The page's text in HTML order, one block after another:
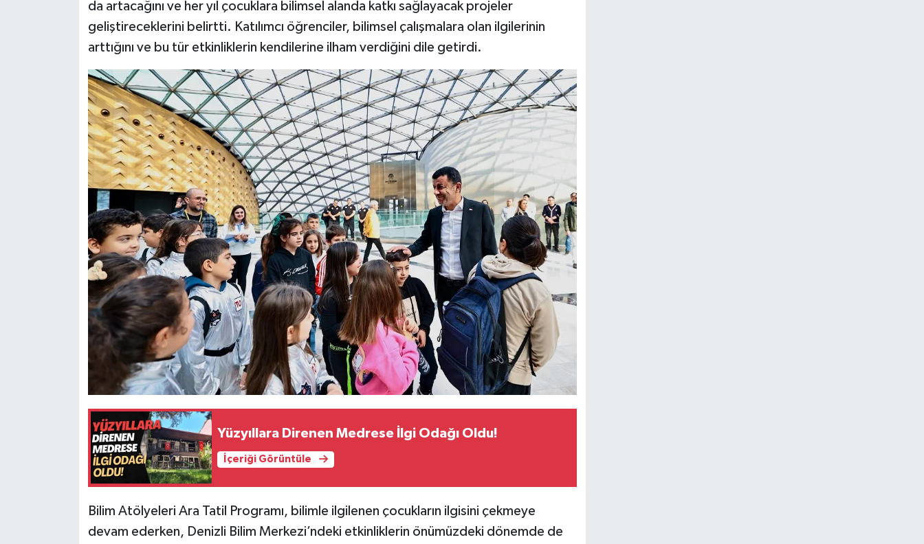
da artacağını ve her yıl çocuklara bilimsel alanda katkı sağlayacak projeler
geliştireceklerini belirtti. Katılımcı öğrenciler, bilimsel çalışmalara olan ilgilerinin
arttığını ve bu tür etkinliklerin kendilerine ilham verdiğini dile getirdi.
Yüzyıllara Direnen Medrese İlgi Odağı Oldu!
İçeriği Görüntüle
Bilim Atölyeleri Ara Tatil Programı, bilimle ilgilenen çocukların ilgisini çekmeye
devam ederken, Denizli Bilim Merkezi’ndeki etkinliklerin önümüzdeki dönemde de